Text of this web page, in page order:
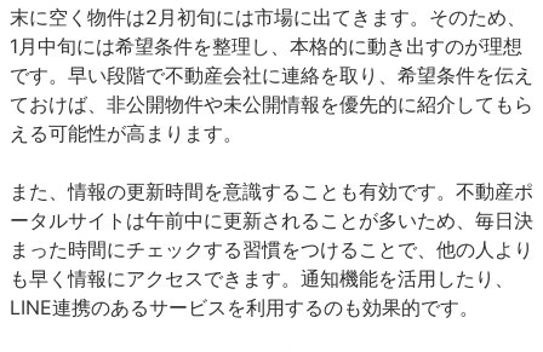
末に空く物件は2月初旬には市場に出てきます。そのため、
1月中旬には希望条件を整理し、本格的に動き出すのが理想
です。早い段階で不動産会社に連絡を取り、希望条件を伝え
ておけば、非公開物件や未公開情報を優先的に紹介してもら
える可能性が高まります。
また、情報の更新時間を意識することも有効です。不動産ポ
ータルサイトは午前中に更新されることが多いため、毎日決
まった時間にチェックする習慣をつけることで、他の人より
も早く情報にアクセスできます。通知機能を活用したり、
LINE連携のあるサービスを利用するのも効果的です。